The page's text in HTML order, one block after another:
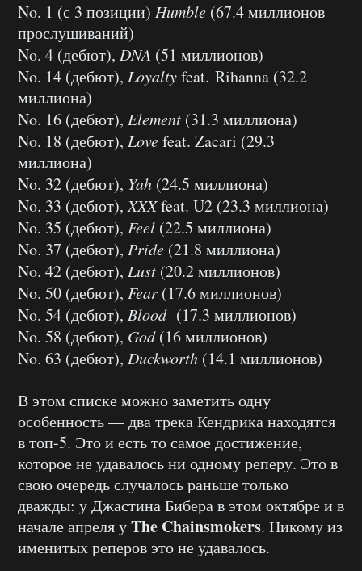
No. 1 (с 3 позиции) Humble (67.4 миллионов
прослушиваний)
No. 4 (дебют), DNA (51 миллионов)
No. 14 (дебют), Loyaltyfeat. Rihanna (32.2
миллиона)
No. 16 (дебют), Element (31.3 миллиона)
No. 18 (дебют), Lovefeat. Zacari (29.3
миллиона)
No. 32 (дебют), Yah (24.5 миллиона)
No. 33 (дебют),XXXfeat. U2 (23.3 миллиона)
No. 35 (дебют), Feel (22.5 миллиона)
No. 37 (дебют), Pride (21.8 миллиона)
No. 42 (дебют), Lust (20.2 миллионов)
No. 50 (дебют), Fear (17.6 миллионов)
No. 54 (дебют), Blood(17.3 миллионов)
No. 58 (дебют), God(16 миллионов)
No. 63 (дебют), Duckworth (14.1 миллионов)
В этом списке можно заметить одну
особенность — два трека Кендрика находятся
в топ-5. Это и есть то самое достижение,
которое не удавалось ни одному реперу. Это в
свою очередь случалось раньше только
дважды: у Джастина Бибера в этом октябре и в
начале апреля уThe Chainsmokers. Никому из
именитых реперов это не удавалось.